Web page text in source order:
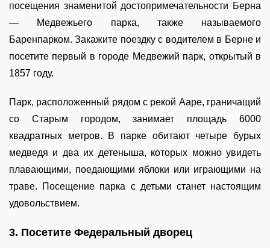
посещения знаменитой достопримечательности Берна
— Медвежьего парка, также называемого
Баренпарком. Закажите поездку с водителем в Берне и
посетите первый в городе Медвежий парк, открытый в
1857 году.
Парк, расположенный рядом с рекой Ааре, граничащий
со Старым городом, занимает площадь 6000
квадратных метров. В парке обитают четыре бурых
медведя и два их детеныша, которых можно увидеть
плавающими, поедающими яблоки или играющими на
траве. Посещение парка с детьми станет настоящим
удовольствием.
3. Посетите Федеральный дворец